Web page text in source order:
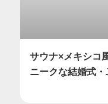
サウナ×メキシコ
ニークな結婚式・